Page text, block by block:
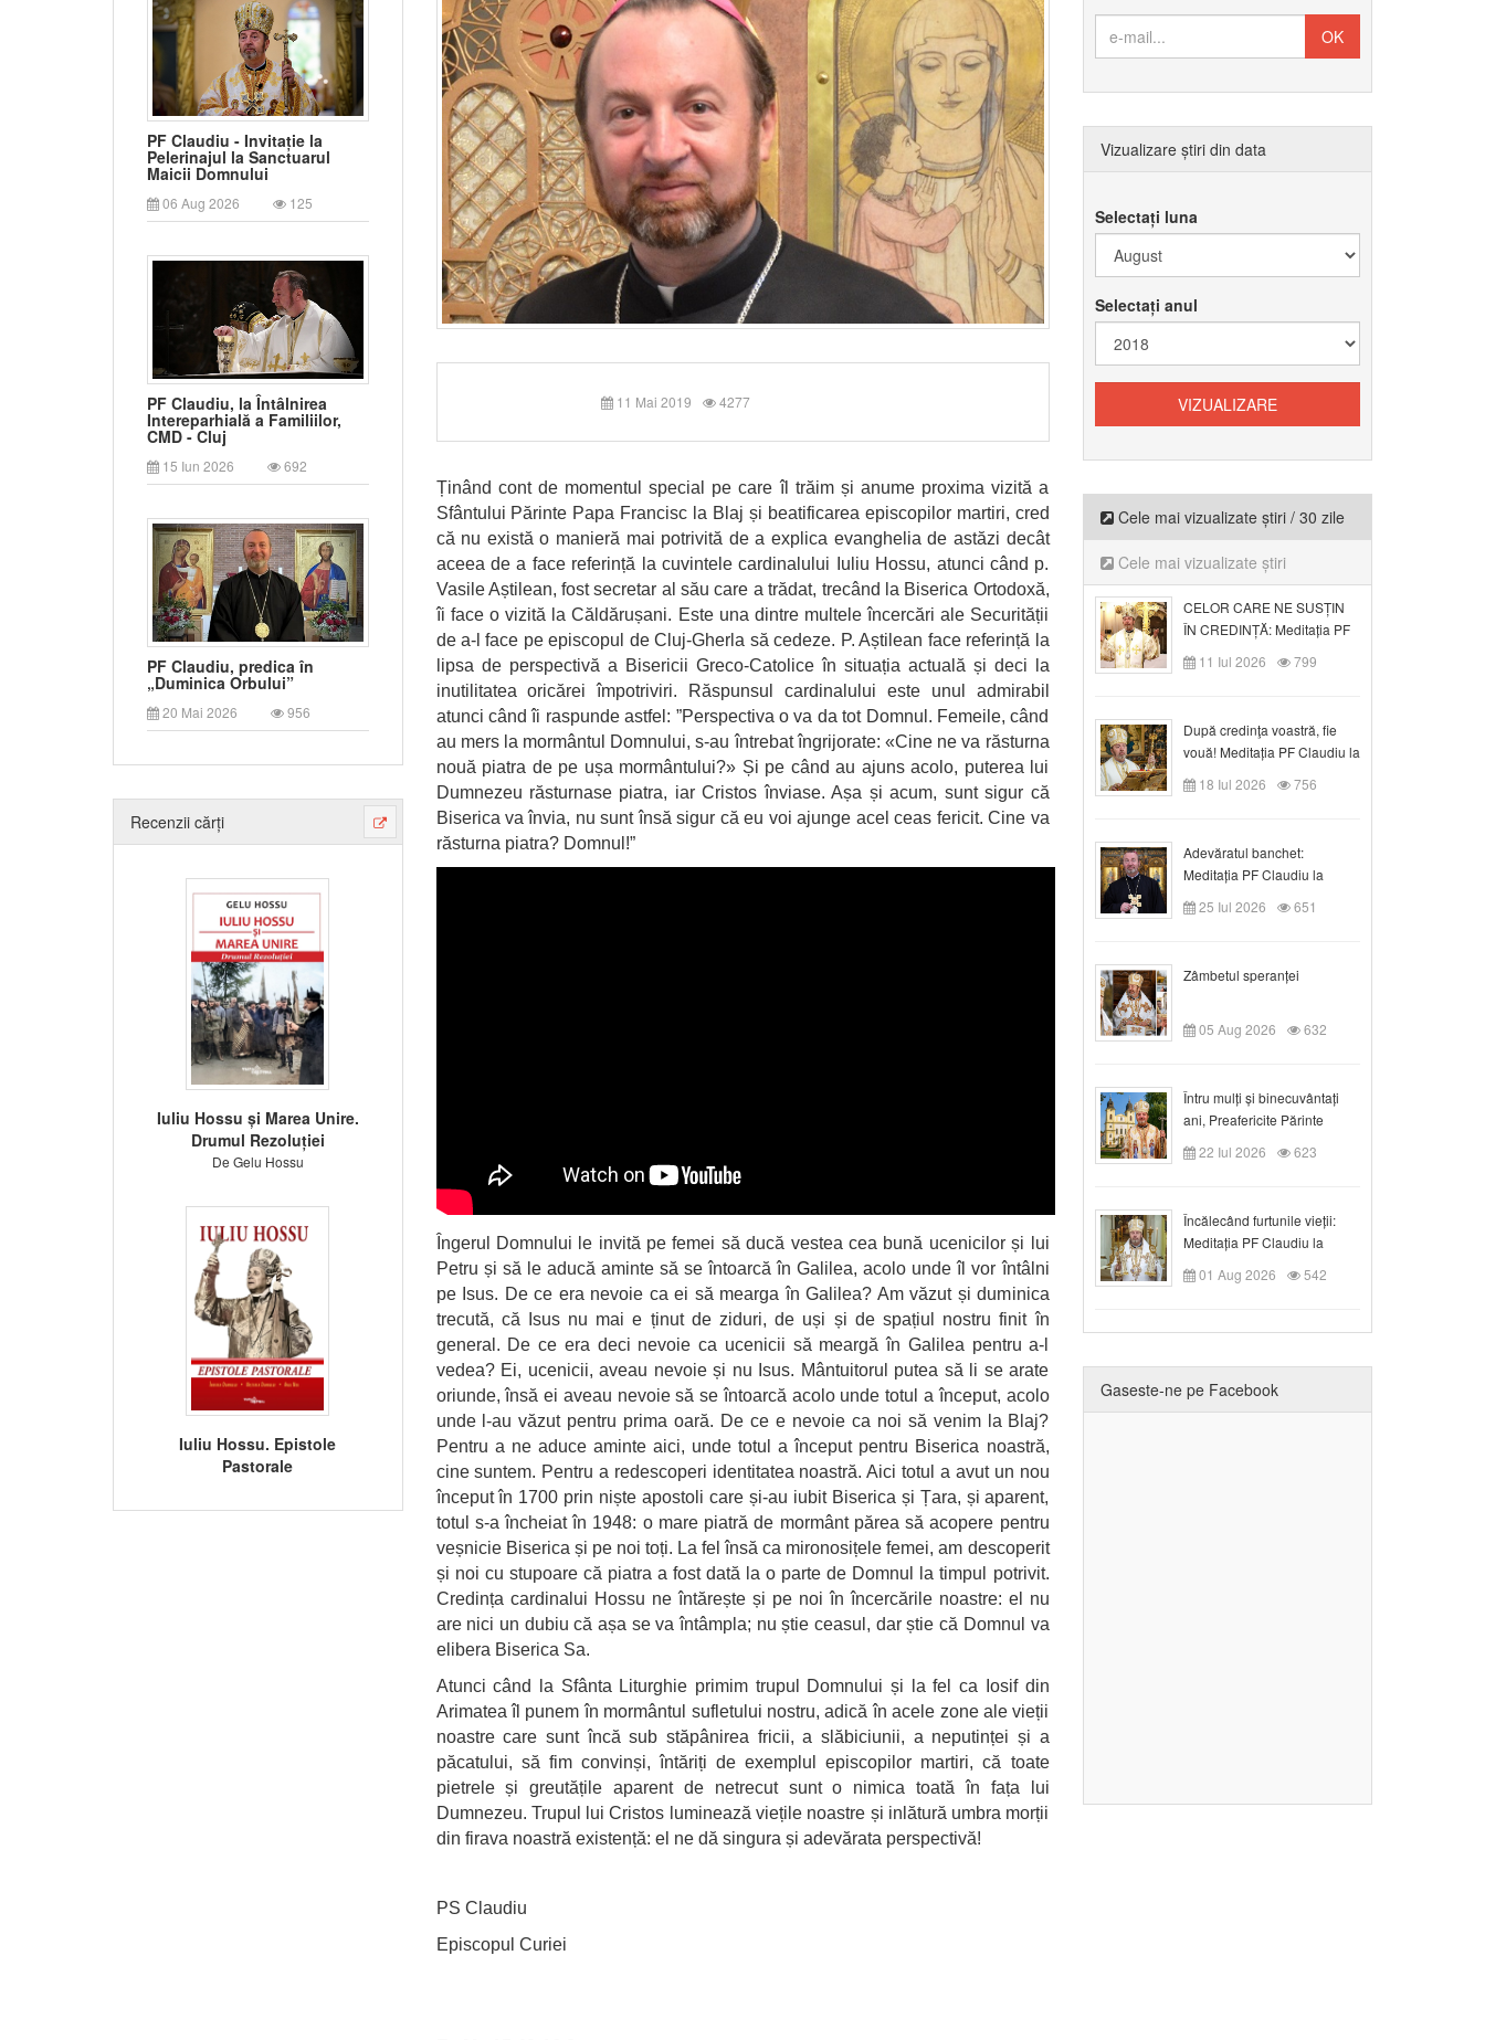
PF Claudiu - Invitație la
Pelerinajul la Sanctuarul
Maicii Domnului
06 Aug 2026 125
PF Claudiu, la Întâlnirea
Intereparhială a Familiilor,
CMD - Cluj
15 Iun 2026 692
PF Claudiu, predica în
„Duminica Orbului”
20 Mai 2026 956
Recenzii cărți
Iuliu Hossu și Marea Unire.
Drumul Rezoluției
De Gelu Hossu
Iuliu Hossu. Epistole
Pastorale
11 Mai 2019 4277
Ținând cont de momentul special pe care îl trăim și anume proxima vizită a
Sfântului Părinte Papa Francisc la Blaj și beatificarea episcopilor martiri, cred
că nu există o manieră mai potrivită de a explica evanghelia de astăzi decât
aceea de a face referință la cuvintele cardinalului Iuliu Hossu, atunci când p.
Vasile Aștilean, fost secretar al său care a trădat, trecând la Biserica Ortodoxă,
îi face o vizită la Căldărușani. Este una dintre multele încercări ale Securității
de a-l face pe episcopul de Cluj-Gherla să cedeze. P. Aștilean face referință la
lipsa de perspectivă a Bisericii Greco-Catolice în situația actuală și deci la
inutilitatea oricărei împotriviri. Răspunsul cardinalului este unul admirabil
atunci când îi raspunde astfel: ”Perspectiva o va da tot Domnul. Femeile, când
au mers la mormântul Domnului, s-au întrebat îngrijorate: «Cine ne va răsturna
nouă piatra de pe ușa mormântului?» Și pe când au ajuns acolo, puterea lui
Dumnezeu răsturnase piatra, iar Cristos înviase. Așa și acum, sunt sigur că
Biserica va învia, nu sunt însă sigur că eu voi ajunge acel ceas fericit. Cine va
răsturna piatra? Domnul!”
Îngerul Domnului le invită pe femei să ducă vestea cea bună ucenicilor și lui
Petru și să le aducă aminte să se întoarcă în Galilea, acolo unde îl vor întâlni
pe Isus. De ce era nevoie ca ei să mearga în Galilea? Am văzut și duminica
trecută, că Isus nu mai e ținut de ziduri, de uși și de spațiul nostru finit în
general. De ce era deci nevoie ca ucenicii să meargă în Galilea pentru a-l
vedea? Ei, ucenicii, aveau nevoie și nu Isus. Mântuitorul putea să li se arate
oriunde, însă ei aveau nevoie să se întoarcă acolo unde totul a început, acolo
unde l-au văzut pentru prima oară. De ce e nevoie ca noi să venim la Blaj?
Pentru a ne aduce aminte aici, unde totul a început pentru Biserica noastră,
cine suntem. Pentru a redescoperi identitatea noastră. Aici totul a avut un nou
început în 1700 prin niște apostoli care și-au iubit Biserica și Țara, și aparent,
totul s-a încheiat în 1948: o mare piatră de mormânt părea să acopere pentru
veșnicie Biserica și pe noi toți. La fel însă ca mironosițele femei, am descoperit
și noi cu stupoare că piatra a fost dată la o parte de Domnul la timpul potrivit.
Credința cardinalui Hossu ne întărește și pe noi în încercările noastre: el nu
are nici un dubiu că așa se va întâmpla; nu știe ceasul, dar știe că Domnul va
elibera Biserica Sa.
Atunci când la Sfânta Liturghie primim trupul Domnului și la fel ca Iosif din
Arimatea îl punem în mormântul sufletului nostru, adică în acele zone ale vieții
noastre care sunt încă sub stăpânirea fricii, a slăbiciunii, a neputinței și a
păcatului, să fim convinși, întăriți de exemplul episcopilor martiri, că toate
pietrele și greutățile aparent de netrecut sunt o nimica toată în fața lui
Dumnezeu. Trupul lui Cristos luminează viețile noastre și inlătură umbra morții
din firava noastră existență: el ne dă singura și adevărata perspectivă!
PS Claudiu
Episcopul Curiei
Vizualizare știri din data
Selectați luna
Selectați anul
Cele mai vizualizate știri / 30 zile
Cele mai vizualizate știri
CELOR CARE NE SUSȚIN
ÎN CREDINȚĂ: Meditația PF
Claudiu la Duminica a VI-a
după Rusalii
11 Iul 2026 799
După credinţa voastră, fie
vouă! Meditația PF Claudiu la
duminica a VII-a după Rusalii
18 Iul 2026 756
Adevăratul banchet:
Meditația PF Claudiu la
Duminica a VIII-a după
Rusalii
25 Iul 2026 651
Zâmbetul speranței
05 Aug 2026 632
Întru mulți și binecuvântați
ani, Preafericite Părinte
Claudiu!
22 Iul 2026 623
Încălecând furtunile vieții:
Meditația PF Claudiu la
Duminica a IX-a după Rusalii
01 Aug 2026 542
Gaseste-ne pe Facebook